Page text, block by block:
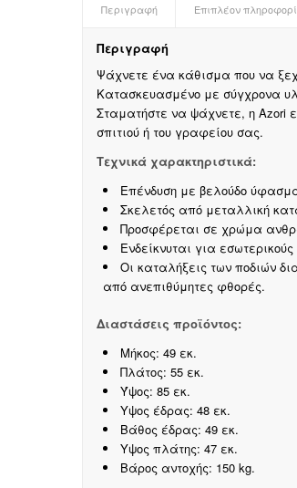
Περιγραφή Επιπλέον
Περιγραφή
Ψάχνετε ένα κάθισμα που να
Κατασκευασμένο με σύγχρονα
Σταματήστε να ψάχνετε, η Azori
σπιτιού ή του γραφείου σας.
Τεχνικά χαρακτηριστικά:
Επένδυση με βελούδο
Σκελετός από μεταλλική
Προσφέρεται σε χρώμα
Ενδείκνυται για
Οι καταλήξεις των ποδιών
από ανεπιθύμητες φθορές.
Διαστάσεις προϊόντος:
Μήκος: 49 εκ.
Πλάτος: 55 εκ.
Ύψος: 85 εκ.
Υψος έδρας: 48 εκ.
Βάθος έδρας: 49 εκ.
Υψος πλάτης: 47 εκ.
Βάρος αντοχής: 150 kg.